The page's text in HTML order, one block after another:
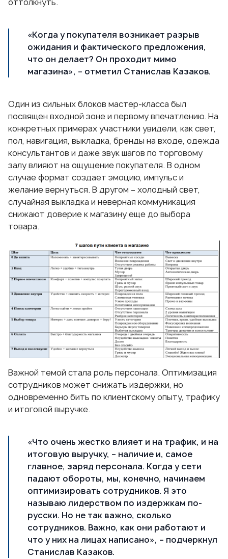
«Когда у покупателя возникает разрыв
ожидания и фактического предложения,
что он делает? Он проходит мимо
магазина», – отметил Станислав Казаков.
Один из сильных блоков мастер-класса был
посвящен входной зоне и первому впечатлению. На
конкретных примерах участники увидели, как свет,
пол, навигация, выкладка, бренды на входе, одежда
консультантов и даже звук шагов по торговому
залу влияют на ощущение покупателя. В одном
случае формат создает эмоцию, импульс и
желание вернуться. В другом – холодный свет,
случайная выкладка и неверная коммуникация
снижают доверие к магазину еще до выбора
товара.
Важной темой стала роль персонала. Оптимизация
сотрудников может снижать издержки, но
одновременно бить по клиентскому опыту, трафику
и итоговой выручке.
«Что очень жестко влияет и на трафик, и на
итоговую выручку, – наличие и, самое
главное, заряд персонала. Когда у сети
падают обороты, мы, конечно, начинаем
оптимизировать сотрудников. Я это
называю лидерством по издержкам по-
русски. Но не так важно, сколько
сотрудников. Важно, как они работают и
что у них на лицах написано», – подчеркнул
Станислав Казаков.